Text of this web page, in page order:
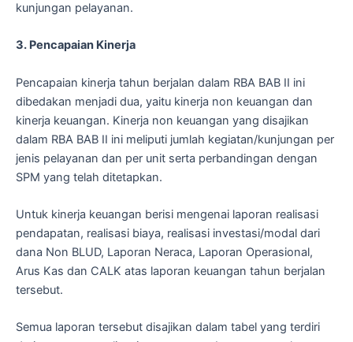
kunjungan pelayanan.
3. Pencapaian Kinerja
Pencapaian kinerja tahun berjalan dalam RBA BAB II ini
dibedakan menjadi dua, yaitu kinerja non keuangan dan
kinerja keuangan. Kinerja non keuangan yang disajikan
dalam RBA BAB II ini meliputi jumlah kegiatan/kunjungan per
jenis pelayanan dan per unit serta perbandingan dengan
SPM yang telah ditetapkan.
Untuk kinerja keuangan berisi mengenai laporan realisasi
pendapatan, realisasi biaya, realisasi investasi/modal dari
dana Non BLUD, Laporan Neraca, Laporan Operasional,
Arus Kas dan CALK atas laporan keuangan tahun berjalan
tersebut.
Semua laporan tersebut disajikan dalam tabel yang terdiri